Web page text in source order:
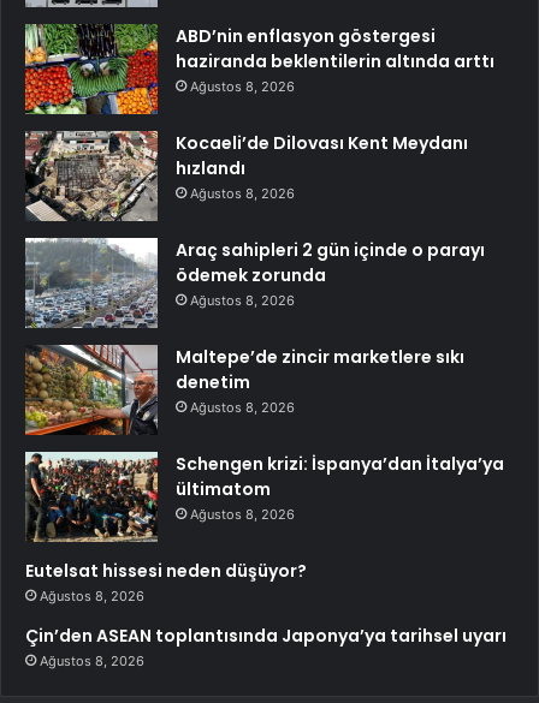
ABD’nin enflasyon göstergesi
haziranda beklentilerin altında arttı
Ağustos 8, 2026
Kocaeli’de Dilovası Kent Meydanı
hızlandı
Ağustos 8, 2026
Araç sahipleri 2 gün içinde o parayı
ödemek zorunda
Ağustos 8, 2026
Maltepe’de zincir marketlere sıkı
denetim
Ağustos 8, 2026
Schengen krizi: İspanya’dan İtalya’ya
ültimatom
Ağustos 8, 2026
Eutelsat hissesi neden düşüyor?
Ağustos 8, 2026
Çin’den ASEAN toplantısında Japonya’ya tarihsel uyarı
Ağustos 8, 2026